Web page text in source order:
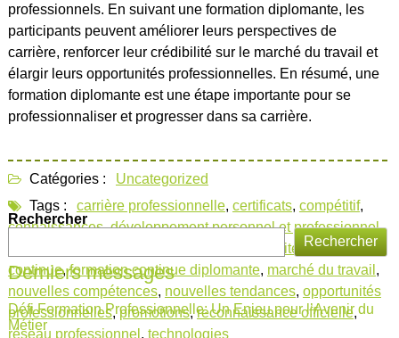
professionnels. En suivant une formation diplomante, les
participants peuvent améliorer leurs perspectives de
carrière, renforcer leur crédibilité sur le marché du travail et
élargir leurs opportunités professionnelles. En résumé, une
formation diplomante est une étape importante pour se
professionnaliser et progresser dans sa carrière.
Catégories :
Uncategorized
Tags :
carrière professionnelle, certificats, compétitif,
connaissances,développement personnel et professionnel,
employabilité ,formation
continue,formation continue diplomante, marché du travail ,
nouvelles compétences, nouvelles tendances, opportunités
professionnelles,promotions,reconnaissance officielle,
réseau professionnel , technologies
Rechercher
Rechercher
Derniers messages
Défi Formation Professionnelle: Un Enjeu pour l’Avenir du
Métier